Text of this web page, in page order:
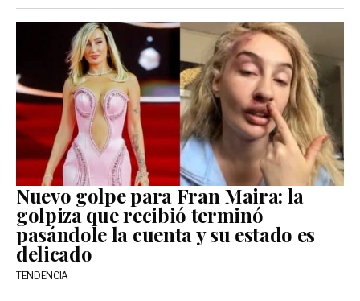
Nuevo golpe para Fran Maira: la
golpiza que recibió terminó
pasándole la cuenta y su estado es
delicado
TENDENCIA